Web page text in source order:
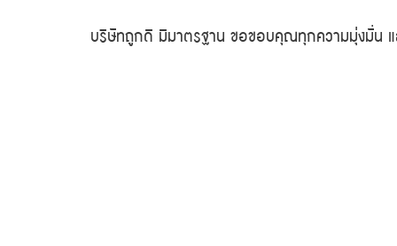
บริษัทถูกดี มีมาตรฐาน ขอขอบคุณทุกความมุ่งมั่น แ